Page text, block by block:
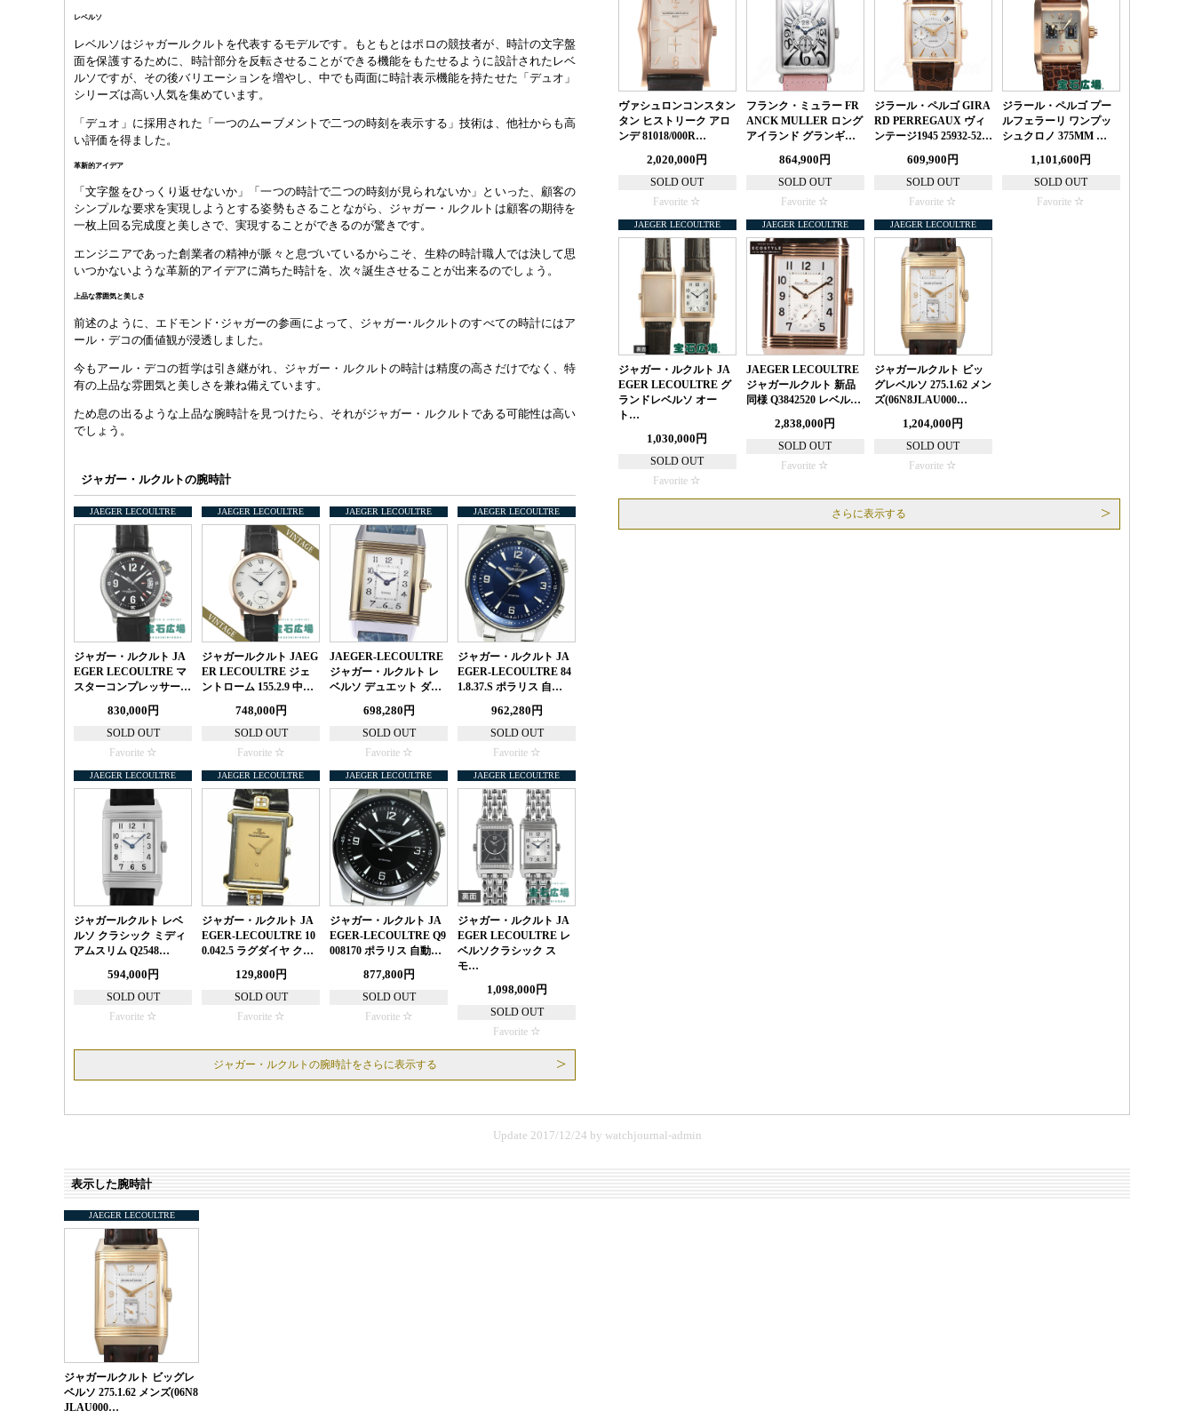
レベルソ
レベルソはジャガールクルトを代表するモデルです。もともとはポロの競技者が、時計の文字盤
面を保護するために、時計部分を反転させることができる機能をもたせるように設計されたレベ
ルソですが、その後バリエーションを増やし、中でも両面に時計表示機能を持たせた「デュオ」
シリーズは高い人気を集めています。
「デュオ」に採用された「一つのムーブメントで二つの時刻を表示する」技術は、他社からも高
い評価を得ました。
革新的アイデア
「文字盤をひっくり返せないか」「一つの時計で二つの時刻が見られないか」といった、顧客の
シンプルな要求を実現しようとする姿勢もさることながら、ジャガー・ルクルトは顧客の期待を
一枚上回る完成度と美しさで、実現することができるのが驚きです。
エンジニアであった創業者の精神が脈々と息づいているからこそ、生粋の時計職人では決して思
いつかないような革新的アイデアに満ちた時計を、次々誕生させることが出来るのでしょう。
上品な雰囲気と美しさ
前述のように、エドモンド･ジャガーの参画によって、ジャガー･ルクルトのすべての時計にはア
ール・デコの価値観が浸透しました。
今もアール・デコの哲学は引き継がれ、ジャガー・ルクルトの時計は精度の高さだけでなく、特
有の上品な雰囲気と美しさを兼ね備えています。
ため息の出るような上品な腕時計を見つけたら、それがジャガー・ルクルトである可能性は高い
でしょう。
ジャガー・ルクルトの腕時計
JAEGER LECOULTRE
ジャガー・ルクルト JA
EGER LECOULTRE マ
スターコンプレッサー…
830,000円
SOLD OUT
Favorite
JAEGER LECOULTRE
ジャガールクルト JAEG
ER LECOULTRE ジェ
ントローム 155.2.9 中…
748,000円
SOLD OUT
Favorite
JAEGER LECOULTRE
JAEGER-LECOULTRE
ジャガー・ルクルト レ
ベルソ デュエット ダ…
698,280円
SOLD OUT
Favorite
JAEGER LECOULTRE
ジャガー・ルクルト JA
EGER-LECOULTRE 84
1.8.37.S ポラリス 自…
962,280円
SOLD OUT
Favorite
JAEGER LECOULTRE
ジャガールクルト レベ
ルソ クラシック ミディ
アムスリム Q2548…
594,000円
SOLD OUT
Favorite
JAEGER LECOULTRE
ジャガー・ルクルト JA
EGER-LECOULTRE 10
0.042.5 ラグダイヤ ク…
129,800円
SOLD OUT
Favorite
JAEGER LECOULTRE
ジャガー・ルクルト JA
EGER-LECOULTRE Q9
008170 ポラリス 自動…
877,800円
SOLD OUT
Favorite
JAEGER LECOULTRE
ジャガー・ルクルト JA
EGER LECOULTRE レ
ベルソクラシック ス
モ…
1,098,000円
SOLD OUT
Favorite
ジャガー・ルクルトの腕時計をさらに表示する
ヴァシュロンコンスタン
タン ヒストリーク アロ
ンデ 81018/000R…
2,020,000円
SOLD OUT
Favorite
フランク・ミュラー FR
ANCK MULLER ロング
アイランド グランギ…
864,900円
SOLD OUT
Favorite
ジラール・ペルゴ GIRA
RD PERREGAUX ヴィ
ンテージ1945 25932-52…
609,900円
SOLD OUT
Favorite
ジラール・ペルゴ プー
ルフェラーリ ワンプッ
シュクロノ 375MM …
1,101,600円
SOLD OUT
Favorite
JAEGER LECOULTRE
ジャガー・ルクルト JA
EGER LECOULTRE グ
ランドレベルソ オー
ト…
1,030,000円
SOLD OUT
Favorite
JAEGER LECOULTRE
JAEGER LECOULTRE
ジャガールクルト 新品
同様 Q3842520 レベル…
2,838,000円
SOLD OUT
Favorite
JAEGER LECOULTRE
ジャガールクルト ビッ
グレベルソ 275.1.62 メン
ズ(06N8JLAU000…
1,204,000円
SOLD OUT
Favorite
さらに表示する
Update 2017/12/24 by watchjournal-admin
表示した腕時計
JAEGER LECOULTRE
ジャガールクルト ビッグレ
ベルソ 275.1.62 メンズ(06N8
JLAU000…